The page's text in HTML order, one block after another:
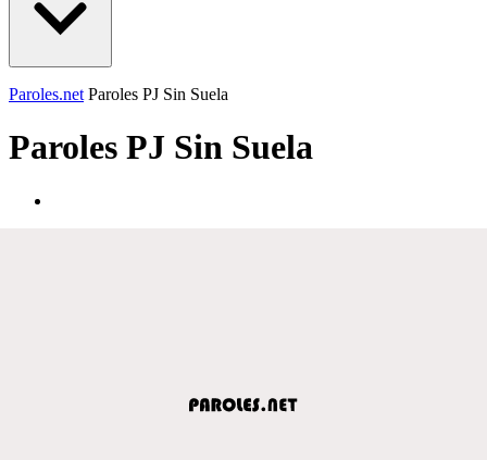
Paroles.net Paroles PJ Sin Suela
Paroles PJ Sin Suela